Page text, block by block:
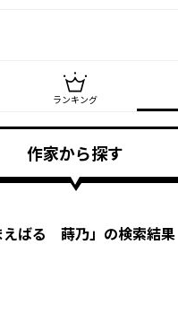
ミコミ
ミ
ランキング
作家から探す
えばる 蒔乃」の検索結果